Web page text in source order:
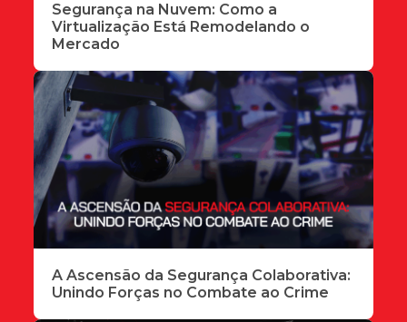
Segurança na Nuvem: Como a
Virtualização Está Remodelando o
Mercado
A Ascensão da Segurança Colaborativa:
Unindo Forças no Combate ao Crime